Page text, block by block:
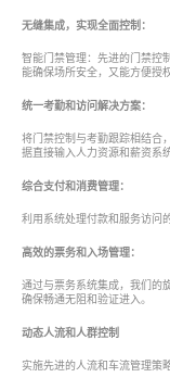
无缝集成，实现全面控制：
智能门禁管理：先进的门禁控
能确保场所安全，又能方便授
统一考勤和访问解决方案：
将门禁控制与考勤跟踪相结合
据直接输入人力资源和薪资系统
综合支付和消费管理：
利用系统处理付款和服务访问
高效的票务和入场管理：
通过与票务系统集成，我们的
确保畅通无阻和验证进入。
动态人流和人群控制
实施先进的人流和车流管理策